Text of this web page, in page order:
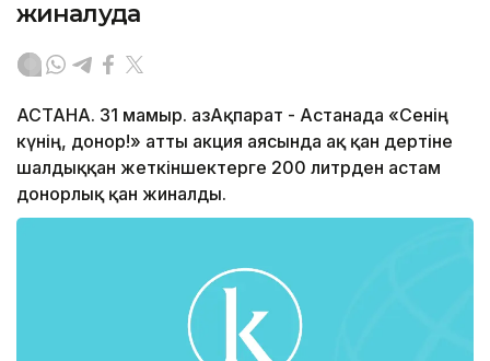
жиналуда
АСТАНА. 31 мамыр. ҚазАқпарат - Астанада «Сенің
күнің, донор!» атты акция аясында ақ қан дертіне
шалдыққан жеткіншектерге 200 литрден астам
донорлық қан жиналды.